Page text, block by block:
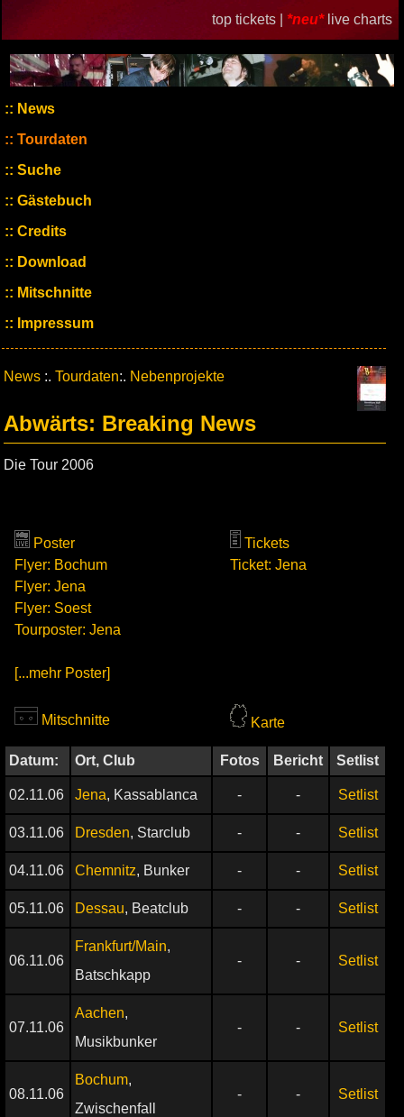
top tickets | *neu* live charts
News
Tourdaten
Suche
Gästebuch
Credits
Download
Mitschnitte
Impressum
News :. Tourdaten:. Nebenprojekte
Abwärts: Breaking News
Die Tour 2006
Poster
Flyer: Bochum
Flyer: Jena
Flyer: Soest
Tourposter: Jena
[...mehr Poster]
Tickets
Ticket: Jena
Mitschnitte Karte
Datum: Ort, Club Fotos Bericht Setlist
02.11.06 Jena, Kassablanca - - Setlist
03.11.06 Dresden, Starclub - - Setlist
04.11.06 Chemnitz, Bunker - - Setlist
05.11.06 Dessau, Beatclub - - Setlist
06.11.06
Frankfurt/Main,
Batschkapp
- - Setlist
07.11.06
Aachen,
Musikbunker
- - Setlist
08.11.06
Bochum,
Zwischenfall
- - Setlist